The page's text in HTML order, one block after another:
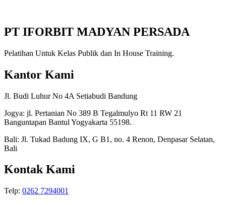
PT IFORBIT MADYAN PERSADA
Pelatihan Untuk Kelas Publik dan In House Training.
Kantor Kami
Jl. Budi Luhur No 4A Setiabudi Bandung
Jogya: jl. Pertanian No 389 B Tegalmulyo Rt 11 RW 21
Banguntapan Bantul Yogyakarta 55198.
Bali: Jl. Tukad Badung IX, G B1, no. 4 Renon, Denpasar Selatan,
Bali
Kontak Kami
Telp: 0262 7294001